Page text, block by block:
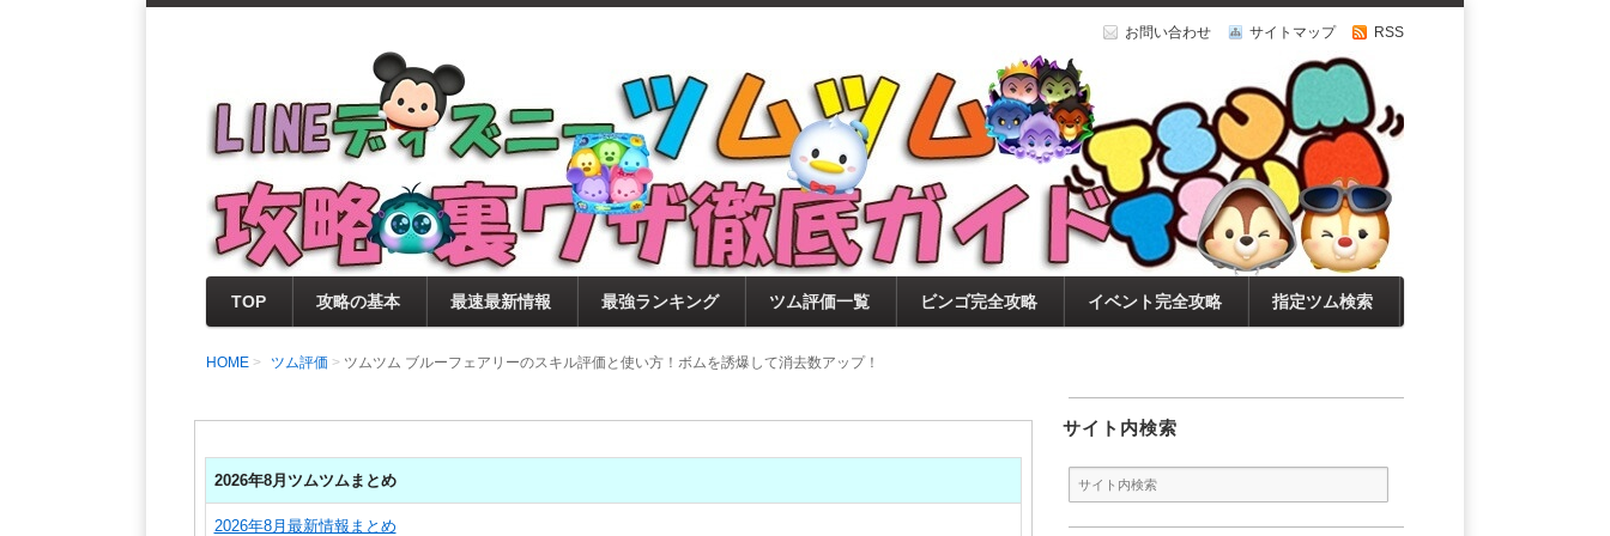
お問い合わせ サイトマップ RSS
LINEディズニー ツムツム攻略・裏ワザ徹底ガイド
支持率No1！痒いところに手が届くツムツム攻略サイト！新ツム・イベント・ピックアップ・
セレクト情報をいち早く提供するとともに、ビンゴ・キャラ評価も丁寧に解説！ツムツムを12
0％楽しめるサイトを目指しています。
TOP 攻略の基本 最速最新情報 最強ランキング ツム評価一覧 ビンゴ完全攻略 イベント完全攻略 指定ツム検索
HOME ツム評価 ツムツム ブルーフェアリーのスキル評価と使い方！ボムを誘爆して消去数アップ！
2026年8月ツムツムまとめ
2026年8月最新情報まとめ
サイト内検索